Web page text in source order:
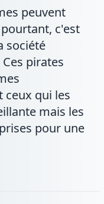
peuvent
c'est
société
pirates
ceux qui les
mais les
pour une